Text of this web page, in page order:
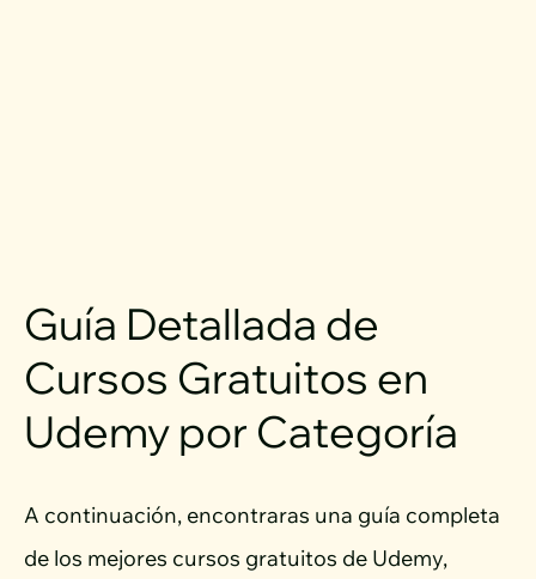
Guía Detallada de
Cursos Gratuitos en
Udemy por Categoría
A continuación, encontraras una guía completa
de los mejores cursos gratuitos de Udemy,